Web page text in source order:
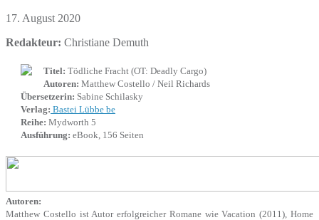
17. August 2020
Redakteur: Christiane Demuth
Titel: Tödliche Fracht (OT: Deadly Cargo)
Autoren: Matthew Costello / Neil Richards
Übersetzerin: Sabine Schilasky
Verlag: Bastei Lübbe be
Reihe: Mydworth 5
Ausführung: eBook, 156 Seiten
Autoren:
Matthew Costello ist Autor erfolgreicher Romane wie Vacation (2011), Home